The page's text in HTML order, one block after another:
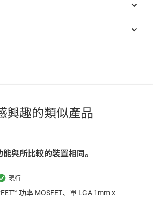
興趣的類似產品
與所比較的裝置相同。
功率 MOSFET、單 LGA 1mm x